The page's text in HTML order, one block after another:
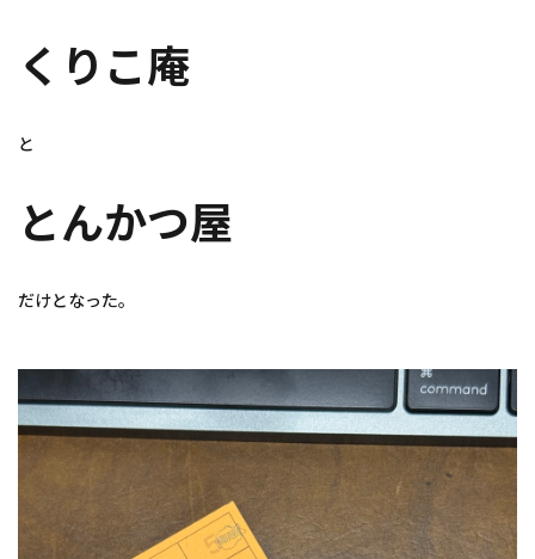
くりこ庵
と
とんかつ屋
だけとなった。